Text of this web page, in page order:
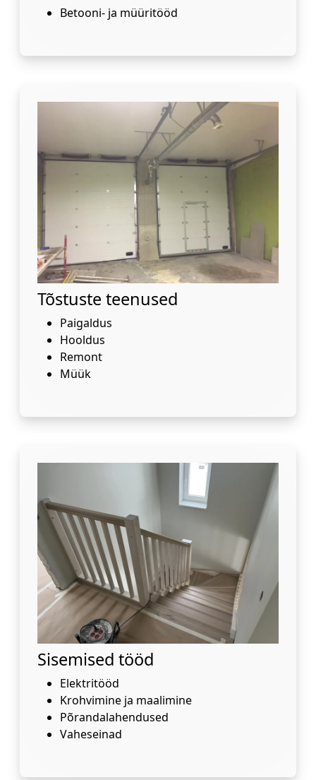
Betooni- ja müüritööd
Tõstuste teenused
Paigaldus
Hooldus
Remont
Müük
Sisemised tööd
Elektritööd
Krohvimine ja maalimine
Põrandalahendused
Vaheseinad